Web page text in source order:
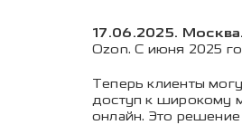
17.06.2025. Москва.
Ozon. С июня 2025
Теперь клиенты
доступ к широкому
онлайн. Это